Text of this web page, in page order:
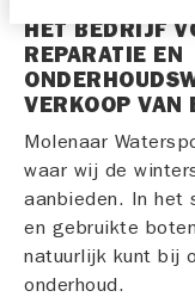
HET BEDRIJF
REPARATIE EN
VERKOOP VAN
Molenaar
waar wij de
aanbieden. In het
en gebruikte
natuurlijk kunt bij
onderhoud.